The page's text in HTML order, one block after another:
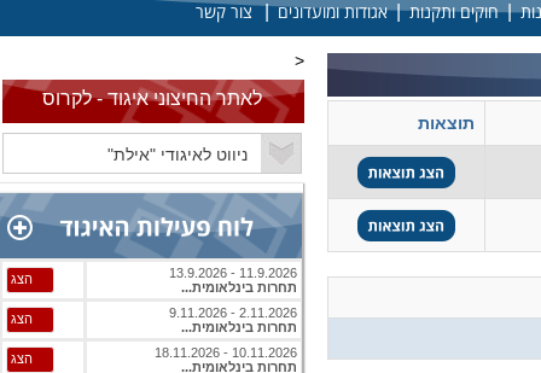
|חוקים ותקנות|אגודות ומועדונים| צור קשר
תוצאות
<
לאתר החיצוני איגוד - לקרוס
11.9.2026 - 13.9.2026
תחרות בינלאומית...
הצג
2.11.2026 - 9.11.2026
תחרות בינלאומית...
הצג
10.11.2026 - 18.11.2026
תחרות בינלאומית...
הצג